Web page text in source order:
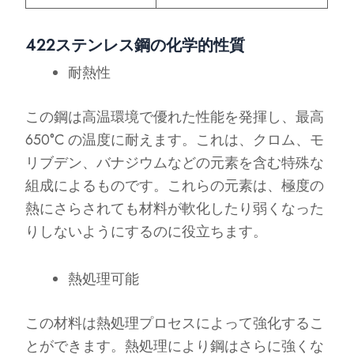
422ステンレス鋼の化学的性質
耐熱性
この鋼は高温環境で優れた性能を発揮し、最高
650°C の温度に耐えます。これは、クロム、モ
リブデン、バナジウムなどの元素を含む特殊な
組成によるものです。これらの元素は、極度の
熱にさらされても材料が軟化したり弱くなった
りしないようにするのに役立ちます。
熱処理可能
この材料は熱処理プロセスによって強化するこ
とができます。熱処理により鋼はさらに強くな